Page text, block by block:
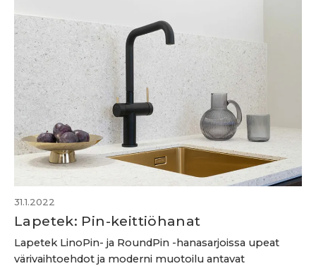
31.1.2022
Lapetek: Pin-keittiöhanat
Lapetek LinoPin- ja RoundPin -hanasarjoissa upeat
värivaihtoehdot ja moderni muotoilu antavat